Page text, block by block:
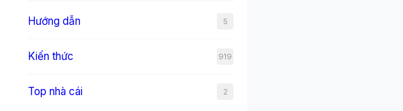
Hướng dẫn 5
Kiến thức 919
Top nhà cái 2